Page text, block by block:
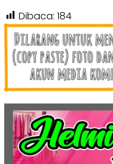
Dibaca: 184